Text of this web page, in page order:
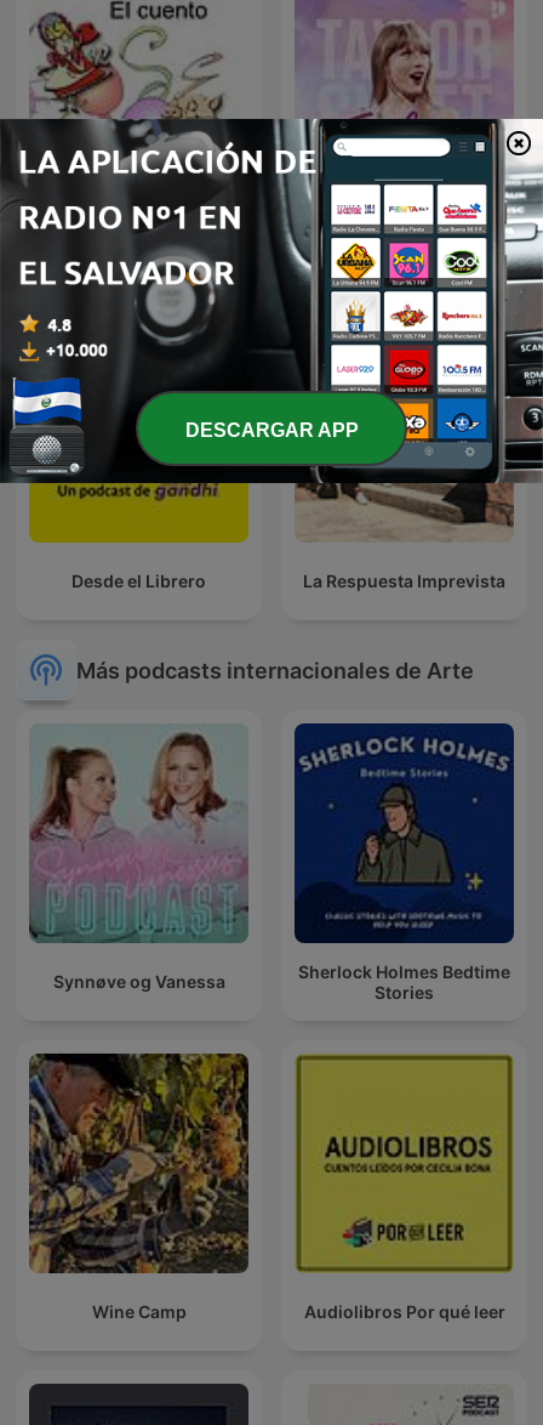
El Cuento
Taylors Era - De Taylor
Swift Podcast
Desde el Librero La Respuesta Imprevista
Más podcasts internacionales de Arte
Synnøve og Vanessa
Sherlock Holmes Bedtime
Stories
Wine Camp Audiolibros Por qué leer
DESCARGAR APP